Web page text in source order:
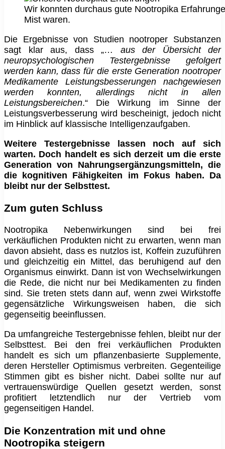
Wir konnten durchaus gute Nootropika
Mist waren.
Die Ergebnisse von Studien nootroper Substanzen
sagt klar aus, dass „… aus der Übersicht der
neuropsychologischen Testergebnisse gefolgert
werden kann, dass für die erste Generation nootroper
Medikamente Leistungsbesserungen nachgewiesen
werden konnten, allerdings nicht in allen
Leistungsbereichen.“ Die Wirkung im Sinne der
Leistungsverbesserung wird bescheinigt, jedoch nicht
im Hinblick auf klassische Intelligenzaufgaben.
Weitere Testergebnisse lassen noch auf sich
warten. Doch handelt es sich derzeit um die erste
Generation von Nahrungsergänzungsmitteln, die
die kognitiven Fähigkeiten im Fokus haben. Da
bleibt nur der Selbsttest.
Zum guten Schluss
Nootropika Nebenwirkungen sind bei frei
verkäuflichen Produkten nicht zu erwarten, wenn man
davon absieht, dass es nutzlos ist, Koffein zuzuführen
und gleichzeitig ein Mittel, das beruhigend auf den
Organismus einwirkt. Dann ist von Wechselwirkungen
die Rede, die nicht nur bei Medikamenten zu finden
sind. Sie treten stets dann auf, wenn zwei Wirkstoffe
gegensätzliche Wirkungsweisen haben, die sich
gegenseitig beeinflussen.
Da umfangreiche Testergebnisse fehlen, bleibt nur der
Selbsttest. Bei den frei verkäuflichen Produkten
handelt es sich um pflanzenbasierte Supplemente,
deren Hersteller Optimismus verbreiten. Gegenteilige
Stimmen gibt es bisher nicht. Dabei sollte nur auf
vertrauenswürdige Quellen gesetzt werden, sonst
profitiert letztendlich nur der Vertrieb vom
gegenseitigen Handel.
Die Konzentration mit und ohne
Nootropika steigern